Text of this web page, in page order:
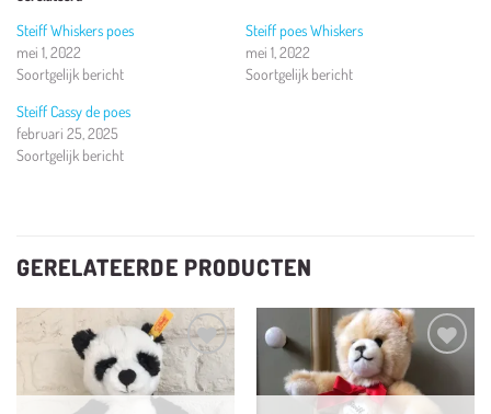
Steiff Whiskers poes
mei 1, 2022
Soortgelijk bericht
Steiff poes Whiskers
mei 1, 2022
Soortgelijk bericht
Steiff Cassy de poes
februari 25, 2025
Soortgelijk bericht
GERELATEERDE PRODUCTEN
Toevoegen
aan
Toevoegen
aan